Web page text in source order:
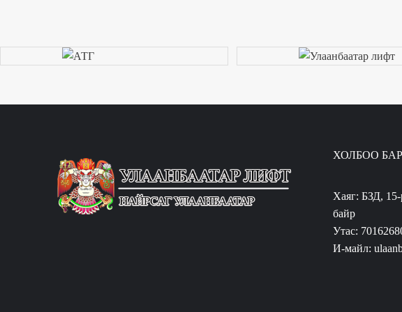
ХОЛБОО
Хаяг: БЗД,
байр
Утас:
И-майл: